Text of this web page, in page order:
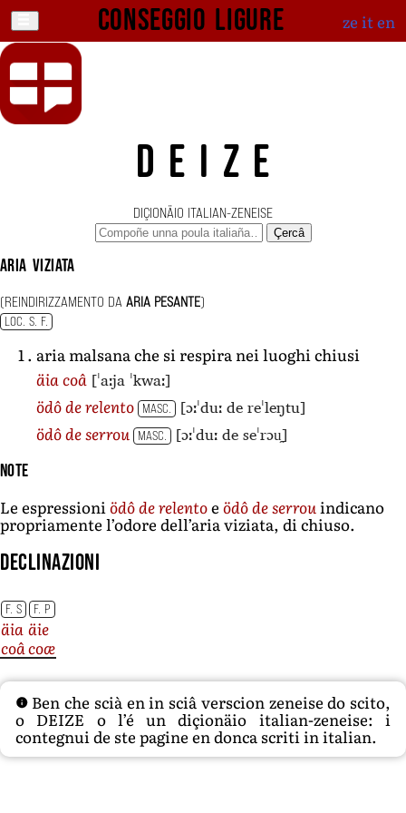
Conseggio ligure ze iten
DEIZE
DIÇIONÄIO ITALIAN-ZENEISE
Çercâ
aria viziata
(REINDIRIZZAMENTO DA ARIA PESANTE)
LOC. S. F.
aria malsana che si respira nei luoghi chiusi
äia coâ [ˈaːja ˈkwaː]
ödô de relento MASC. [ɔːˈduː de reˈleŋtu]
ödô de serrou MASC. [ɔːˈduː de seˈrɔu̯]
Note
Le espressioniödô de relentoe ödô de serrouindicano
propriamente l’odore dell’aria viziata, di chiuso.
Declinazioni
F. S F. P
äia äie
coâcoæ
Ben che scià en in sciâ verscion zeneise do scito,
o DEIZE o l’é un diçionäio italian-zeneise: i
contegnui de ste pagine en donca scriti in italian.